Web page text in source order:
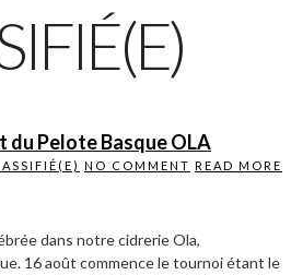
du Pelote Basque OLA
NO COMMENT READ MORE
dans notre cidrerie Ola,
16 août commence le tournoi étant le